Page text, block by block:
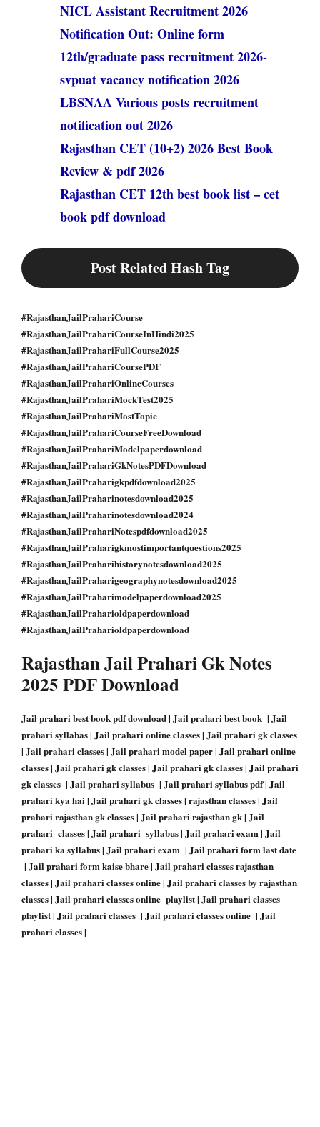
NICL Assistant Recruitment 2026
Notification Out: Online form
12th/graduate pass recruitment 2026-
svpuat vacancy notification 2026
LBSNAA Various posts recruitment
notification out 2026
Rajasthan CET (10+2) 2026 Best Book
Review & pdf 2026
Rajasthan CET 12th best book list – cet
book pdf download
Post Related Hash Tag
#RajasthanJailPrahariCourse
#RajasthanJailPrahariCourseInHindi2025
#RajasthanJailPrahariFullCourse2025
#RajasthanJailPrahariCoursePDF
#RajasthanJailPrahariOnlineCourses
#RajasthanJailPrahariMockTest2025
#RajasthanJailPrahariMostTopic
#RajasthanJailPrahariCourseFreeDownload
#RajasthanJailPrahariModelpaperdownload
#RajasthanJailPrahariGkNotesPDFDownload
#RajasthanJailPraharigkpdfdownload2025
#RajasthanJailPraharinotesdownload2025
#RajasthanJailPraharinotesdownload2024
#RajasthanJailPrahariNotespdfdownload2025
#RajasthanJailPraharigkmostimportantquestions2025
#RajasthanJailPraharihistorynotesdownload2025
#RajasthanJailPraharigeographynotesdownload2025
#RajasthanJailPraharimodelpaperdownload2025
#RajasthanJailPraharioldpaperdownload
#RajasthanJailPraharioldpaperdownload
Rajasthan Jail Prahari Gk Notes
2025 PDF Download
Jail prahari best book pdf download | Jail prahari best book | Jail
prahari syllabas | Jail prahari online classes | Jail prahari gk classes
| Jail prahari classes | Jail prahari model paper | Jail prahari online
classes | Jail prahari gk classes | Jail prahari gk classes | Jail prahari
gk classes | Jail prahari syllabus | Jail prahari syllabus pdf | Jail
prahari kya hai | Jail prahari gk classes | rajasthan classes | Jail
prahari rajasthan gk classes | Jail prahari rajasthan gk | Jail
prahari classes | Jail prahari syllabus | Jail prahari exam | Jail
prahari ka syllabus | Jail prahari exam | Jail prahari form last date
| Jail prahari form kaise bhare | Jail prahari classes rajasthan
classes | Jail prahari classes online | Jail prahari classes by rajasthan
classes | Jail prahari classes online playlist | Jail prahari classes
playlist | Jail prahari classes | Jail prahari classes online | Jail
prahari classes |